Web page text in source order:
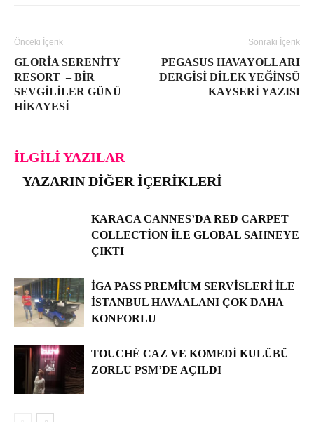
Önceki İçerik
GLORIA SERENITY
RESORT – BIR
SEVGILILER GÜNÜ
HIKAYESI
Sonraki İçerik
PEGASUS HAVAYOLLARI
DERGISI DILEK YEĞINSÜ
KAYSERI YAZISI
İLGILI YAZILAR
YAZARIN DIĞER İÇERIKLERI
KARACA CANNES’DA RED CARPET
COLLECTION ILE GLOBAL SAHNEYE
ÇIKTI
İGA PASS PREMIUM SERVISLERI ILE
İSTANBUL HAVAALANI ÇOK DAHA
KONFORLU
TOUCHÉ CAZ VE KOMEDI KULÜBÜ
ZORLU PSM’DE AÇILDI